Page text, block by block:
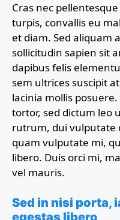
Cras nec
turpis, convallis eu
et diam. Sed aliquam
sollicitudin sapien sit
dapibus felis
sem ultrices suscipit
lacinia mollis
tortor, sed dictum leo
rutrum, dui vulputate
quam vulputate mi,
libero. Duis orci mi,
vel mauris.
Sed in nisi porta,
egestas libero